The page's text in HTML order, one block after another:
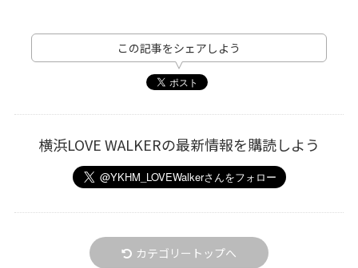
この記事をシェアしよう
横浜LOVE WALKERの最新情報を購読しよう
カテゴリートップへ